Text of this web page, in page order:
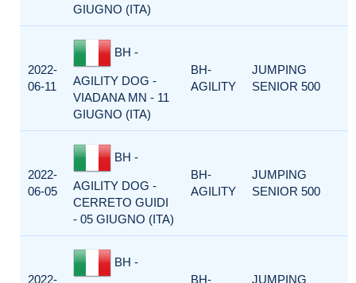
GIUGNO (ITA)
2022-
06-11
BH -
AGILITY DOG -
VIADANA MN - 11
GIUGNO (ITA)
BH-
AGILITY
JUMPING
SENIOR 500
2022-
06-05
BH -
AGILITY DOG -
CERRETO GUIDI
- 05 GIUGNO (ITA)
BH-
AGILITY
JUMPING
SENIOR 500
2022-
BH -
BH-
JUMPING